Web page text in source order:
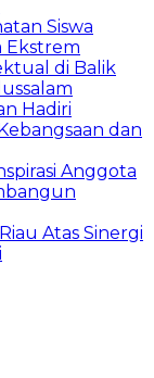
Siswa
Ekstrem
di Balik
Hadiri
dan
Anggota
Atas Sinergi